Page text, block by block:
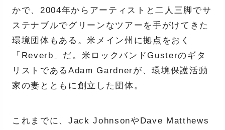
かで、2004年からアーティストと二人三脚でサ
ステナブルでグリーンなツアーを手がけてきた
環境団体もある。米メイン州に拠点をおく
「Reverb」だ。米ロックバンドGusterのギタ
リストであるAdam Gardnerが、環境保護活動
家の妻とともに創立した団体。
これまでに、Jack JohnsonやDave Matthews